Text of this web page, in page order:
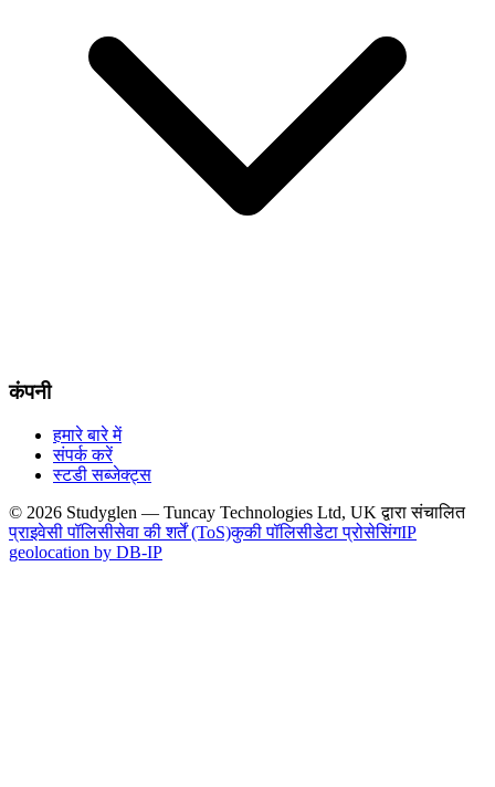
कंपनी
हमारे बारे में
संपर्क करें
स्टडी सब्जेक्ट्स
© 2026 Studyglen — Tuncay Technologies Ltd, UK द्वारा संचालित
प्राइवेसी पॉलिसीसेवा की शर्तें (ToS)कुकी पॉलिसीडेटा प्रोसेसिंगIP
geolocation by DB-IP